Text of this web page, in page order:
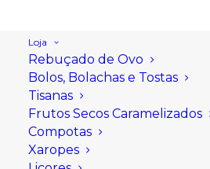
Loja
Rebuçado de Ovo
Bolos, Bolachas e Tostas
Tisanas
Frutos Secos Caramelizados
Compotas
Xaropes